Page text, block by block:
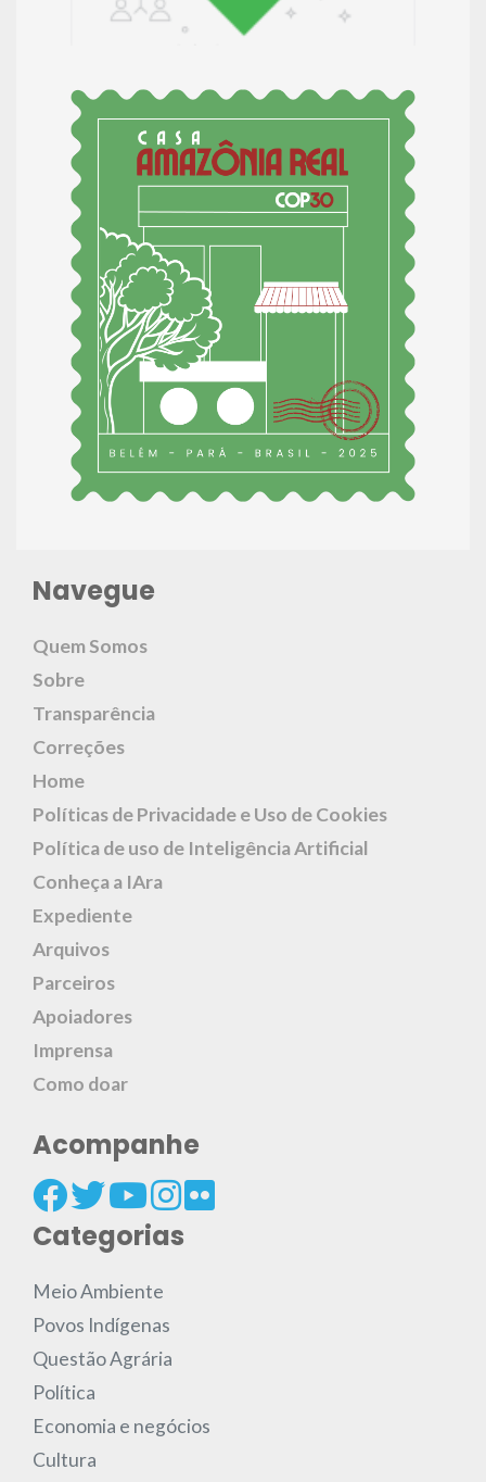
Navegue
Quem Somos
Sobre
Transparência
Correções
Home
Políticas de Privacidade e Uso de Cookies
Política de uso de Inteligência Artificial
Conheça a IAra
Expediente
Arquivos
Parceiros
Apoiadores
Imprensa
Como doar
Acompanhe
Categorias
Meio Ambiente
Povos Indígenas
Questão Agrária
Política
Economia e negócios
Cultura